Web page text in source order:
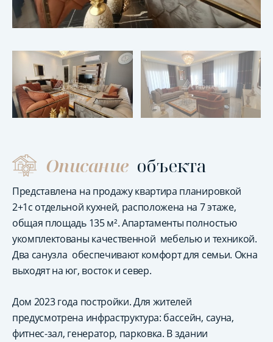
Описание объекта
Представлена на продажу квартира планировкой
2+1с отдельной кухней, расположена на 7 этаже,
общая площадь 135 м². Апартаменты полностью
укомплектованы качественной мебелью и техникой.
Два санузла обеспечивают комфорт для семьи. Окна
выходят на юг, восток и север.
Дом 2023 года постройки. Для жителей
предусмотрена инфраструктура: бассейн, сауна,
фитнес-зал, генератор, парковка. В здании